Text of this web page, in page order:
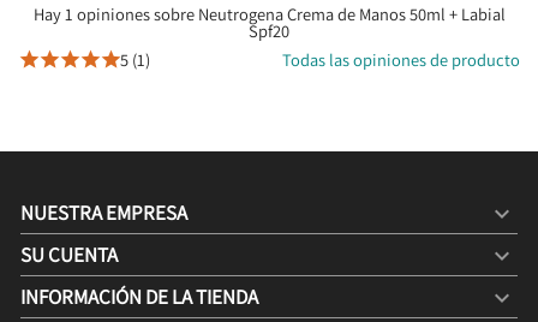
Hay 1 opiniones sobre Neutrogena Crema de Manos 50ml + Labial
Spf20
5 (1) Todas las opiniones de producto
NUESTRA EMPRESA 
SU CUENTA 
INFORMACIÓN DE LA TIENDA keyboard_arrow_down